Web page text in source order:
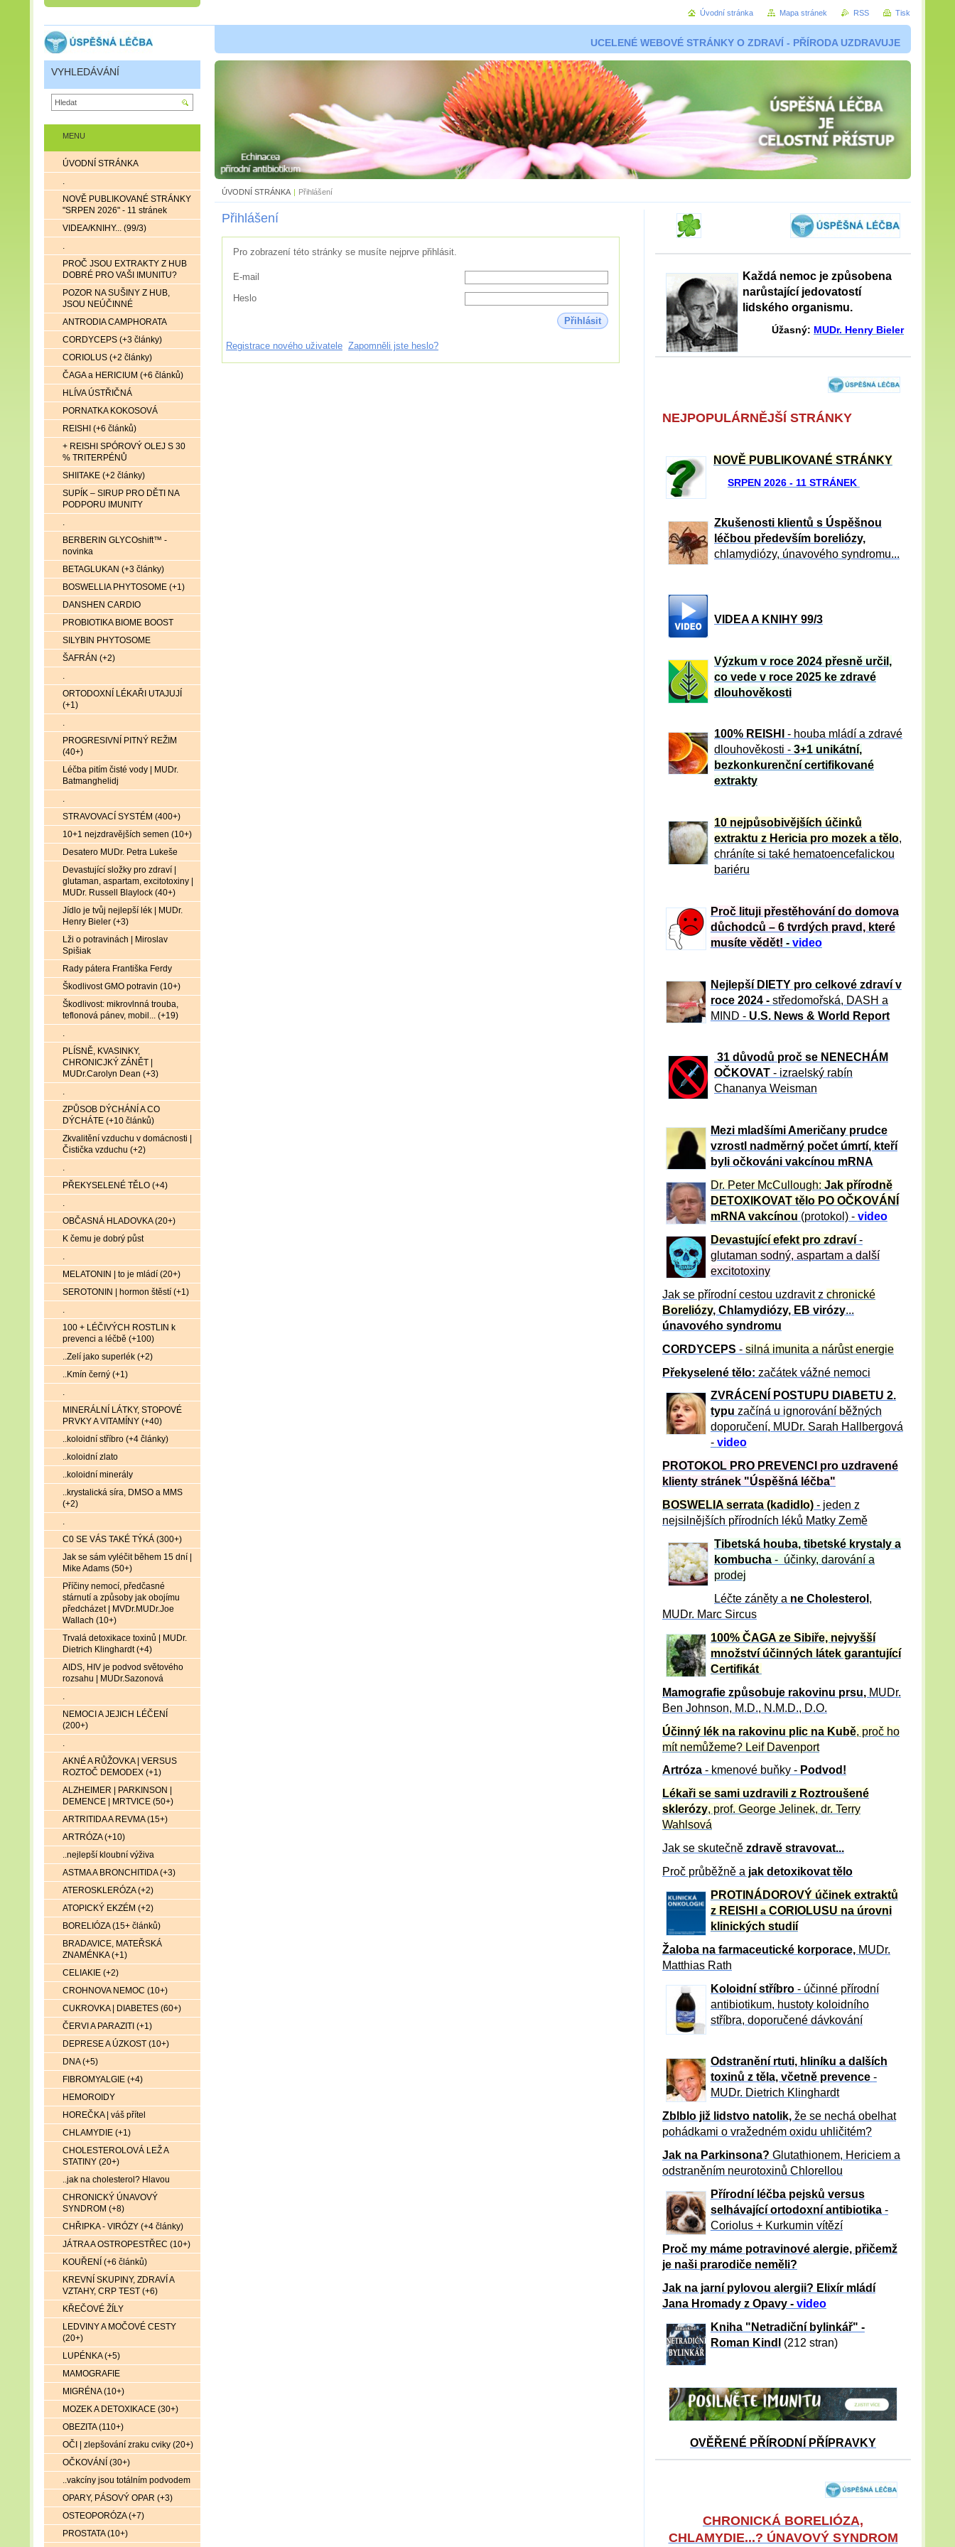
UCELENÉ WEBOVÉ STRÁNKY O ZDRAVÍ - PŘÍRODA UZDRAVUJE
ÚVODNÍ STRÁNKA | Přihlášení
Přihlášení
Pro zobrazení této stránky se musíte nejprve přihlásit.
E-mail
Heslo
Přihlásit
Registrace nového uživatele Zapomněli jste heslo?
Každá nemoc je způsobena
narůstající jedovatostí
lidského organismu.
Úžasný: MUDr. Henry Bieler
NEJPOPULÁRNĚJŠÍ STRÁNKY
NOVĚ PUBLIKOVANÉ STRÁNKY
SRPEN 2026 - 11 STRÁNEK
Zkušenosti klientů s Úspěšnou
léčbou především boreliózy,
chlamydiózy, únavového syndromu...
VIDEA A KNIHY 99/3
Výzkum v roce 2024 přesně určil,
co vede v roce 2025 ke zdravé
dlouhověkosti
100% REISHI
- houba mládí a zdravé
dlouhověkosti - 3+1 unikátní,
bezkonkurenční certifikované
extrakty
10 nejpůsobivějších účinků
extraktu z Hericia pro mozek a tělo,
chráníte si také hematoencefalickou
bariéru
Proč lituji přestěhování do domova
důchodců – 6 tvrdých pravd, které
musíte vědět! - video
Nejlepší DIETY pro celkové zdraví v
roce 2024 - středomořská, DASH a
MIND - U.S. News & World Report
31 důvod ů proč se NENECHÁM
OČKOVAT - izraelský rabín
Chananya Weisman
Mezi mladšími Američany prudce
vzrostl nadměrný počet úmrtí, kteří
byli očkováni vakcínou mRNA
Dr. Peter McCullough: Jak přírodně
DETOXIKOVAT tělo PO OČKOVÁNÍ
mRNA vakcínou (protokol) - video
Devastující efekt pro zdraví-
glutaman sodný, aspartam a další
excitotoxiny
Jak se přírodní cestou uzdravit z chronické
Boreliózy, Chlamydiózy, EB virózy...
únavového syndromu
CORDYCEPS - silná imunita a nárůst energie
Překyselené tělo: začátek vážné nemoci
ZVRÁCE NÍ POSTUPU DIABETU 2.
typu začíná u ignorování běžných
doporučení, MUDr. Sarah Hallbergová
- video
PROTOKOL PRO PREVENCI pro uzdravené
klienty stránek "Úspěšná léčba"
BOSWELIA serrata (kadidlo) - jeden z
nejsilnějších přírodních léků Matky Země
Tibetská houba, tibetské krystaly a
kombucha - účinky, darování a
prodej
Léčte záněty a ne Cholesterol ,
MUDr. Marc Sircus
100% ČAGA ze Sibiře, nejvyšší
množství účinných látek garantující
Certifikát
Mamografie způsobuje rakovinu prsu, MUDr.
Ben Johnson, M.D., N.M.D., D.O.
Účinný lék na rakovinu plic na Kubě, proč ho
mít nemůžeme? Leif Davenport
Artróza - kmenové buňky - Podvod!
Lékaři se sami uzdravili z Roztroušené
sklerózy, prof. George Jelinek, dr. Terry
Wahlsová
Jak se skutečně zdravě stravovat...
Proč průběžně a jak detoxikovat tělo
PROTINÁDOROVÝ účinek extraktů
z REISHI a CORIOLUSU na úrovni
klinických studií
Žaloba na farmaceutické korporace, MUDr.
Matthias Rath
Koloidní stříbro- účinné přírodní
antibiotikum, hustoty koloidního
stříbra, doporučené dávkování
Odstranění rtuti, hliníku a dalších
toxinů z těla, včetně prevence -
MUDr. Dietrich Klinghardt
Zblblo již lidstvo natolik, že se nechá obelhat
pohádkami o vražedném oxidu uhličitém?
Jak na Parkinsona? Glutathionem, Hericiem a
odstraněním neurotoxinů Chlorellou
Přírodní léčba pejsků versus
selhávající ortodoxní antibiotika -
Coriolus + Kurkumin vítězí
Proč my máme potravinové alergie, přičemž
je naši prarodiče neměli?
Jak na jarní pylovou alergii? Elixír mládí
Jana Hromady z Opavy - video
Kniha "Netradiční bylinkář" -
Roman Kindl
(212 stran)
OVĚŘENÉ PŘÍRODNÍ PŘÍPRAVKY
CHRONICKÁ BORELIÓZA,
CHLAMYDIE...? ÚNAVOVÝ SYNDROM
MENU
ÚVODNÍ STRÁNKA
.
NOVĚ PUBLIKOVANÉ STRÁNKY
"SRPEN 2026" - 11 stránek
VIDEA/KNIHY... (99/3)
.
PROČ JSOU EXTRAKTY Z HUB
DOBRÉ PRO VAŠI IMUNITU?
POZOR NA SUŠINY Z HUB,
JSOU NEÚČINNÉ
ANTRODIA CAMPHORATA
CORDYCEPS (+3 články)
CORIOLUS (+2 články)
ČAGA a HERICIUM (+6 článků)
HLÍVA ÚSTŘIČNÁ
PORNATKA KOKOSOVÁ
REISHI (+6 článků)
+ REISHI SPÓROVÝ OLEJ S 30
% TRITERPÉNŮ
SHIITAKE (+2 články)
SUPÍK – SIRUP PRO DĚTI NA
PODPORU IMUNITY
.
BERBERIN GLYCOshift™ -
novinka
BETAGLUKAN (+3 články)
BOSWELLIA PHYTOSOME (+1)
DANSHEN CARDIO
PROBIOTIKA BIOME BOOST
SILYBIN PHYTOSOME
ŠAFRÁN (+2)
.
ORTODOXNÍ LÉKAŘI UTAJUJÍ
(+1)
.
PROGRESIVNÍ PITNÝ REŽIM
(40+)
Léčba pitím čisté vody | MUDr.
Batmanghelidj
.
STRAVOVACÍ SYSTÉM (400+)
10+1 nejzdravějších semen (10+)
Desatero MUDr. Petra Lukeše
Devastující složky pro zdraví |
glutaman, aspartam, excitotoxiny |
MUDr. Russell Blaylock (40+)
Jídlo je tvůj nejlepší lék | MUDr.
Henry Bieler (+3)
Lži o potravinách | Miroslav
Spišiak
Rady pátera Františka Ferdy
Škodlivost GMO potravin (10+)
Škodlivost: mikrovlnná trouba,
teflonová pánev, mobil... (+19)
.
PLÍSNĚ, KVASINKY,
CHRONICJKÝ ZÁNĚT |
MUDr.Carolyn Dean (+3)
.
ZPŮSOB DÝCHÁNÍ A CO
DÝCHÁTE (+10 článků)
Zkvalitění vzduchu v domácnosti |
Čistička vzduchu (+2)
.
PŘEKYSELENÉ TĚLO (+4)
.
OBČASNÁ HLADOVKA (20+)
K čemu je dobrý půst
.
MELATONIN | to je mládí (20+)
SEROTONIN | hormon štěstí (+1)
.
100 + LÉČIVÝCH ROSTLIN k
prevenci a léčbě (+100)
..Zelí jako superlék (+2)
..Kmín černý (+1)
.
MINERÁLNÍ LÁTKY, STOPOVÉ
PRVKY A VITAMÍNY (+40)
..koloidní stříbro (+4 články)
..koloidní zlato
..koloidní minerály
..krystalická síra, DMSO a MMS
(+2)
.
C0 SE VÁS TAKÉ TÝKÁ (300+)
Jak se sám vyléčit během 15 dní |
Mike Adams (50+)
Příčiny nemocí, předčasné
stárnutí a způsoby jak obojímu
předcházet | MVDr.MUDr.Joe
Wallach (10+)
Trvalá detoxikace toxinů | MUDr.
Dietrich Klinghardt (+4)
AIDS, HIV je podvod světového
rozsahu | MUDr.Sazonová
.
NEMOCI A JEJICH LÉČENÍ
(200+)
.
AKNÉ A RŮŽOVKA | VERSUS
ROZTOČ DEMODEX (+1)
ALZHEIMER | PARKINSON |
DEMENCE | MRTVICE (50+)
ARTRITIDA A REVMA (15+)
ARTRÓZA (+10)
..nejlepší kloubní výživa
ASTMA A BRONCHITIDA (+3)
ATEROSKLERÓZA (+2)
ATOPICKÝ EKZÉM (+2)
BORELIÓZA (15+ článků)
BRADAVICE, MATEŘSKÁ
ZNAMÉNKA (+1)
CELIAKIE (+2)
CROHNOVA NEMOC (10+)
CUKROVKA | DIABETES (60+)
ČERVI A PARAZITI (+1)
DEPRESE A ÚZKOST (10+)
DNA (+5)
FIBROMYALGIE (+4)
HEMOROIDY
HOREČKA | váš přítel
CHLAMYDIE (+1)
CHOLESTEROLOVÁ LEŽ A
STATINY (20+)
..jak na cholesterol? Hlavou
CHRONICKÝ ÚNAVOVÝ
SYNDROM (+8)
CHŘIPKA - VIRÓZY (+4 články)
JÁTRA A OSTROPESTŘEC (10+)
KOUŘENÍ (+6 článků)
KREVNÍ SKUPINY, ZDRAVÍ A
VZTAHY, CRP TEST (+6)
KŘEČOVÉ ŽÍLY
LEDVINY A MOČOVÉ CESTY
(20+)
LUPÉNKA (+5)
MAMOGRAFIE
MIGRÉNA (10+)
MOZEK A DETOXIKACE (30+)
OBEZITA (110+)
OČI | zlepšování zraku cviky (20+)
OČKOVÁNÍ (30+)
..vakcíny jsou totálním podvodem
OPARY, PÁSOVÝ OPAR (+3)
OSTEOPORÓZA (+7)
PROSTATA (10+)
VYHLEDÁVÁNÍ
Úvodní stránka Mapa stránek RSS Tisk